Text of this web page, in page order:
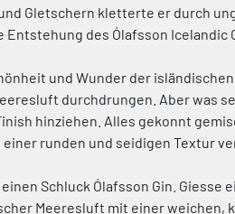
Gletschern kletterte er durch
des Ólafsson Icelandic
und Wunder der
durchdrungen. Aber was
hinziehen. Alles gekonnt
runden und seidigen Textur
Schluck Ólafsson Gin.
Meeresluft mit einer